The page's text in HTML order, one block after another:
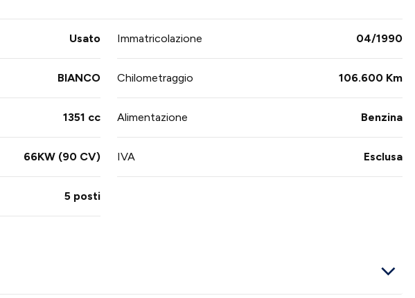
Usato Immatricolazione 04/1990
BIANCO Chilometraggio 106.600 Km
1351 cc Alimentazione Benzina
66KW (90 CV) IVA Esclusa
5 posti